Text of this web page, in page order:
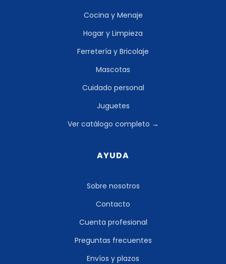
Cocina y Menaje
Hogar y Limpieza
Ferretería y Bricolaje
Mascotas
Cuidado personal
Juguetes
Ver catálogo completo →
AYUDA
Sobre nosotros
Contacto
Cuenta profesional
Preguntas frecuentes
Envíos y plazos